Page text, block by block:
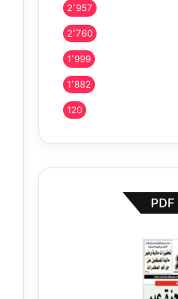
2٬957
2٬760
1٬999
1٬882
120